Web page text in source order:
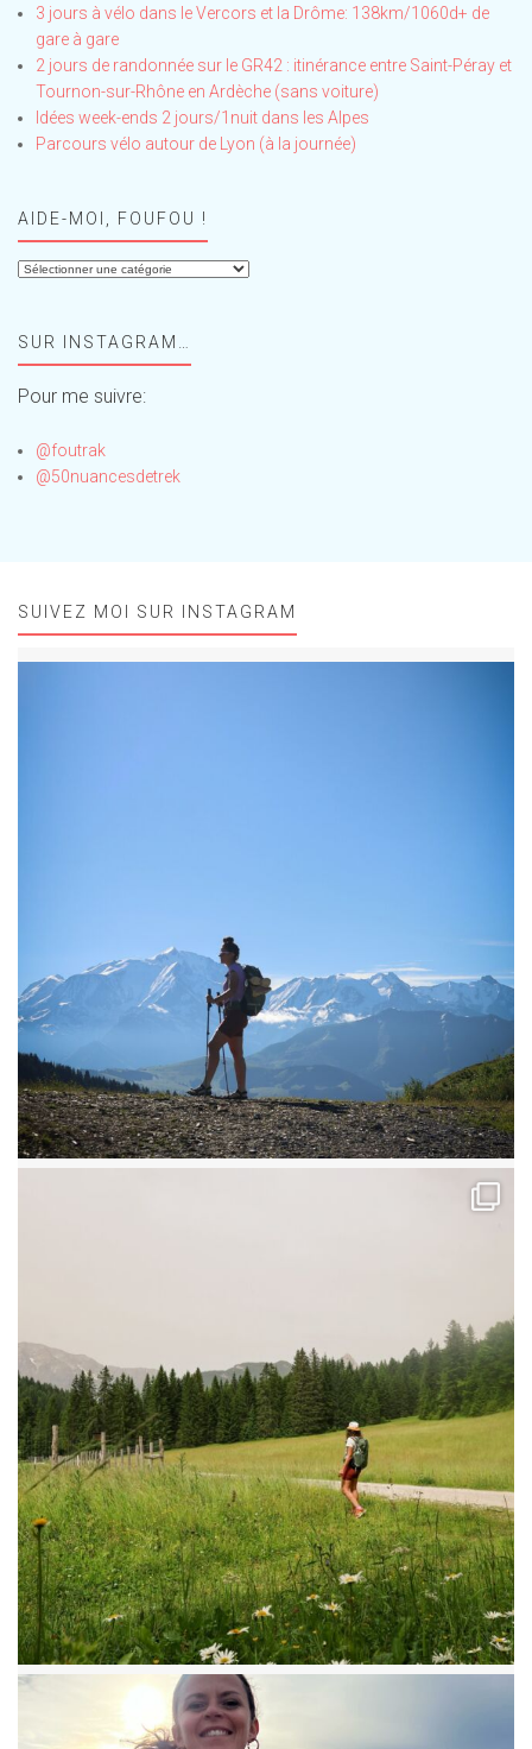
3 jours à vélo dans le Vercors et la Drôme: 138km/1060d+ de
gare à gare
2 jours de randonnée sur le GR42 : itinérance entre Saint-Péray et
Tournon-sur-Rhône en Ardèche (sans voiture)
Idées week-ends 2 jours/1nuit dans les Alpes
Parcours vélo autour de Lyon (à la journée)
AIDE-MOI, FOUFOU !
Aide-
!SUR INSTAGRAM…
Pour me suivre:
@foutrak
@50nuancesdetrek
SUIVEZ MOI SUR INSTAGRAM